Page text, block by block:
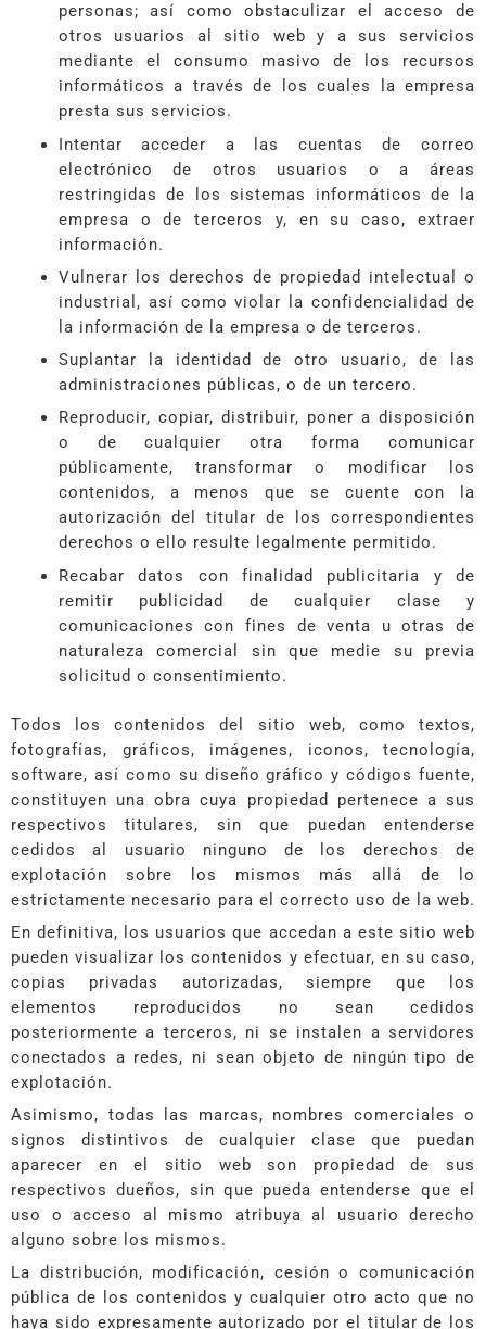
personas; así como obstaculizar el acceso de
otros usuarios al sitio web y a sus servicios
mediante el consumo masivo de los recursos
informáticos a través de los cuales la empresa
presta sus servicios.
Intentar acceder a las cuentas de correo
electrónico de otros usuarios o a áreas
restringidas de los sistemas informáticos de la
empresa o de terceros y, en su caso, extraer
información.
Vulnerar los derechos de propiedad intelectual o
industrial, así como violar la confidencialidad de
la información de la empresa o de terceros.
Suplantar la identidad de otro usuario, de las
administraciones públicas, o de un tercero.
Reproducir, copiar, distribuir, poner a disposición
o de cualquier otra forma comunicar
públicamente, transformar o modificar los
contenidos, a menos que se cuente con la
autorización del titular de los correspondientes
derechos o ello resulte legalmente permitido.
Recabar datos con finalidad publicitaria y de
remitir publicidad de cualquier clase y
comunicaciones con fines de venta u otras de
naturaleza comercial sin que medie su previa
solicitud o consentimiento.
Todos los contenidos del sitio web, como textos,
fotografías, gráficos, imágenes, iconos, tecnología,
software, así como su diseño gráfico y códigos fuente,
constituyen una obra cuya propiedad pertenece a sus
respectivos titulares, sin que puedan entenderse
cedidos al usuario ninguno de los derechos de
explotación sobre los mismos más allá de lo
estrictamente necesario para el correcto uso de la web.
En definitiva, los usuarios que accedan a este sitio web
pueden visualizar los contenidos y efectuar, en su caso,
copias privadas autorizadas, siempre que los
elementos reproducidos no sean cedidos
posteriormente a terceros, ni se instalen a servidores
conectados a redes, ni sean objeto de ningún tipo de
explotación.
Asimismo, todas las marcas, nombres comerciales o
signos distintivos de cualquier clase que puedan
aparecer en el sitio web son propiedad de sus
respectivos dueños, sin que pueda entenderse que el
uso o acceso al mismo atribuya al usuario derecho
alguno sobre los mismos.
La distribución, modificación, cesión o comunicación
pública de los contenidos y cualquier otro acto que no
haya sido expresamente autorizado por el titular de los